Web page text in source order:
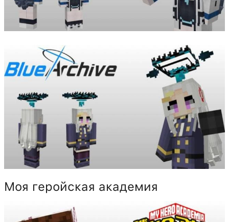
Моя геройская академия